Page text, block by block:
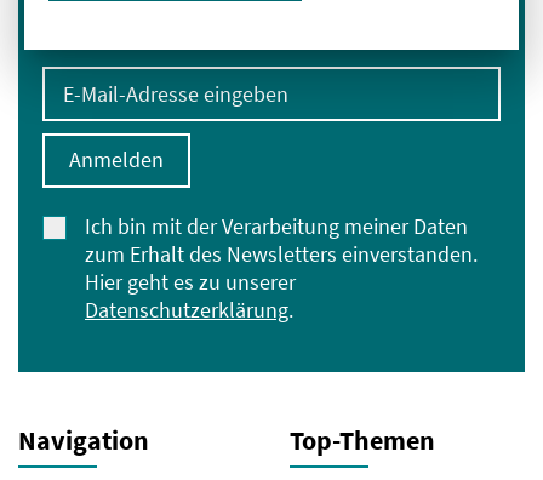
E-Mail-Adresse eingeben
Ich bin mit der Verarbeitung meiner Daten
zum Erhalt des Newsletters einverstanden.
Hier geht es zu unserer
Datenschutzerklärung.
Anmelden
Navigation Top-Themen